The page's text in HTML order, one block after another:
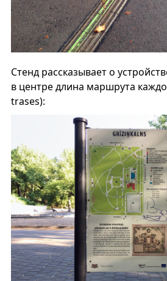
Стенд рассказывает о
в центре длина маршрута
trases):